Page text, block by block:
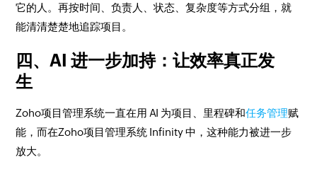
它的人。再按时间、负责人、状态、复杂度等方式分组，就
能清清楚楚地追踪项目。
四、AI 进一步加持：让效率真正发
生
Zoho项目管理系统一直在用 AI 为项目、里程碑和任务管理赋
能，而在Zoho项目管理系统 Infinity 中，这种能力被进一步
放大。